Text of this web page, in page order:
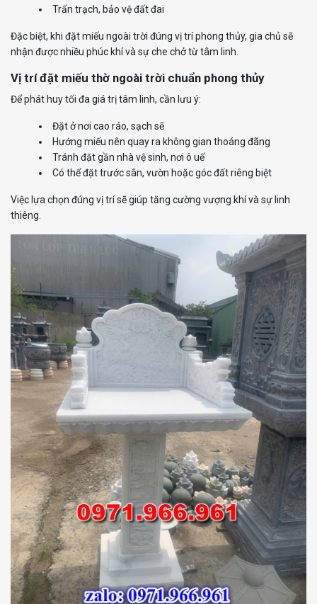
Trấn trạch, bảo vệ đất đai
Đặc biệt, khi đặt miếu ngoài trời đúng vị trí phong thủy, gia chủ sẽ
nhận được nhiều phúc khí và sự che chở từ tâm linh.
Vị trí đặt miếu thờ ngoài trời chuẩn phong thủy
Để phát huy tối đa giá trị tâm linh, cần lưu ý:
Đặt ở nơi cao ráo, sạch sẽ
Hướng miếu nên quay ra không gian thoáng đãng
Tránh đặt gần nhà vệ sinh, nơi ô uế
Có thể đặt trước sân, vườn hoặc góc đất riêng biệt
Việc lựa chọn đúng vị trí sẽ giúp tăng cường vượng khí và sự linh
thiêng.